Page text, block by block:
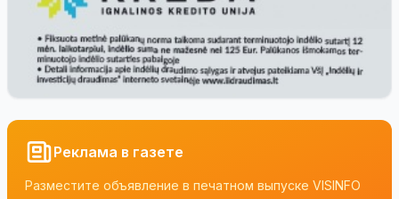
Реклама в газете
Разместите объявление в печатном выпуске VISINFO